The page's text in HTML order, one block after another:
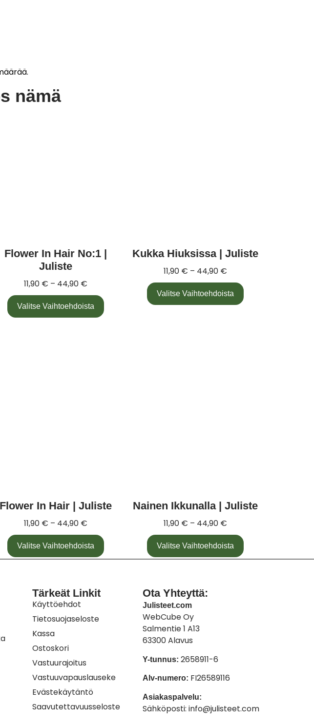
nämä
Flower In Hair No:1 |
Juliste
11,90 € – 44,90 €
Valitse Vaihtoehdoista
Kukka Hiuksissa | Juliste
11,90 € – 44,90 €
Valitse Vaihtoehdoista
Flower In Hair | Juliste
11,90 € – 44,90 €
Valitse Vaihtoehdoista
Nainen Ikkunalla | Juliste
11,90 € – 44,90 €
Valitse Vaihtoehdoista
Tärkeät Linkit
Käyttöehdot
Tietosuojaseloste
Kassa
Ostoskori
Vastuurajoitus
Vastuuvapauslauseke
Evästekäytäntö
Saavutettavuusseloste
Ota Yhteyttä:
Julisteet.com
WebCube Oy
Salmentie 1 A13
63300 Alavus
Y-tunnus: 2658911-6
Alv-numero: FI26589116
Asiakaspalvelu:
Sähköposti: info@julisteet.com